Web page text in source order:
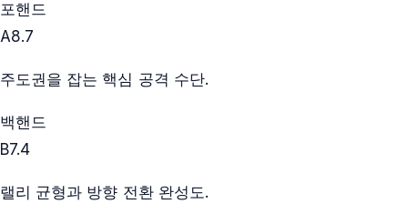
포핸드
A8.7
주도권을 잡는 핵심 공격 수단.
백핸드
B7.4
랠리 균형과 방향 전환 완성도.